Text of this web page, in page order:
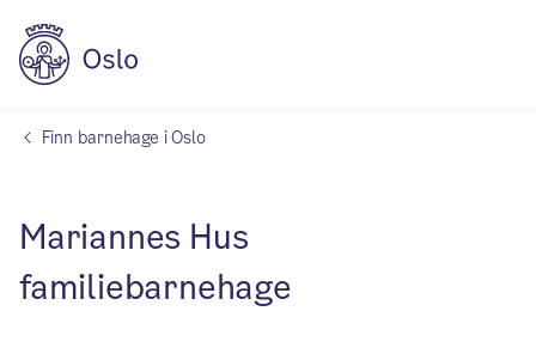
Finn barnehage i Oslo
Mariannes Hus
familiebarnehage